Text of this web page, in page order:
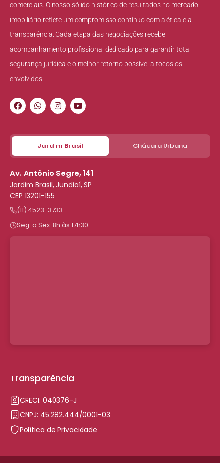
comerciais. O nosso sólido histórico de resultados no mercado
imobiliário reflete um compromisso contínuo com a ética e a
transparência. Cada etapa das negociações recebe
acompanhamento profissional dedicado para garantir total
segurança jurídica e o melhor retorno possível a todos os
envolvidos.
Jardim Brasil Chácara Urbana
Av. Antônio Segre, 141
Jardim Brasil, Jundiaí, SP
CEP 13201-155
(11) 4523-3733
Seg. a Sex. 8h às 17h30
Transparência
CRECI: 040376-J
CNPJ: 45.282.444/0001-03
Política de Privacidade